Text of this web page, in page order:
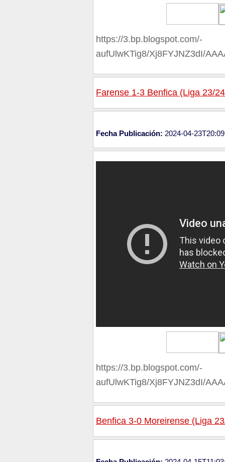
https://3.bp.blogspot.com/-
aufUlwKTig8/Xj8FYJNZ3dI/
Farense 1-3 Benfica (Liga 23/
Fecha Publicación: 2024-04-
https://3.bp.blogspot.com/-
aufUlwKTig8/Xj8FYJNZ3dI/
Benfica 3-0 Moreirense (Liga